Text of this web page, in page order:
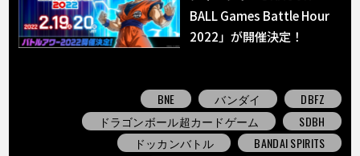
BALL Games Battle Hour
2022」が開催決定！
BNE バンダイ
DBFZ
ドラゴンボール超カードゲーム
SDBH
ドッカンバトル
BANDAI SPIRITS